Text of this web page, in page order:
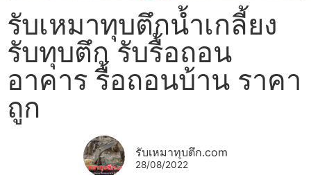
รับเหมาทุบตึกน้ำเกลี้ยง
รับทุบตึก รับรื้อถอน
อาคาร รื้อถอนบ้าน ราคา
ถูก
รับเหมาทุบตึก.com
28/08/2022